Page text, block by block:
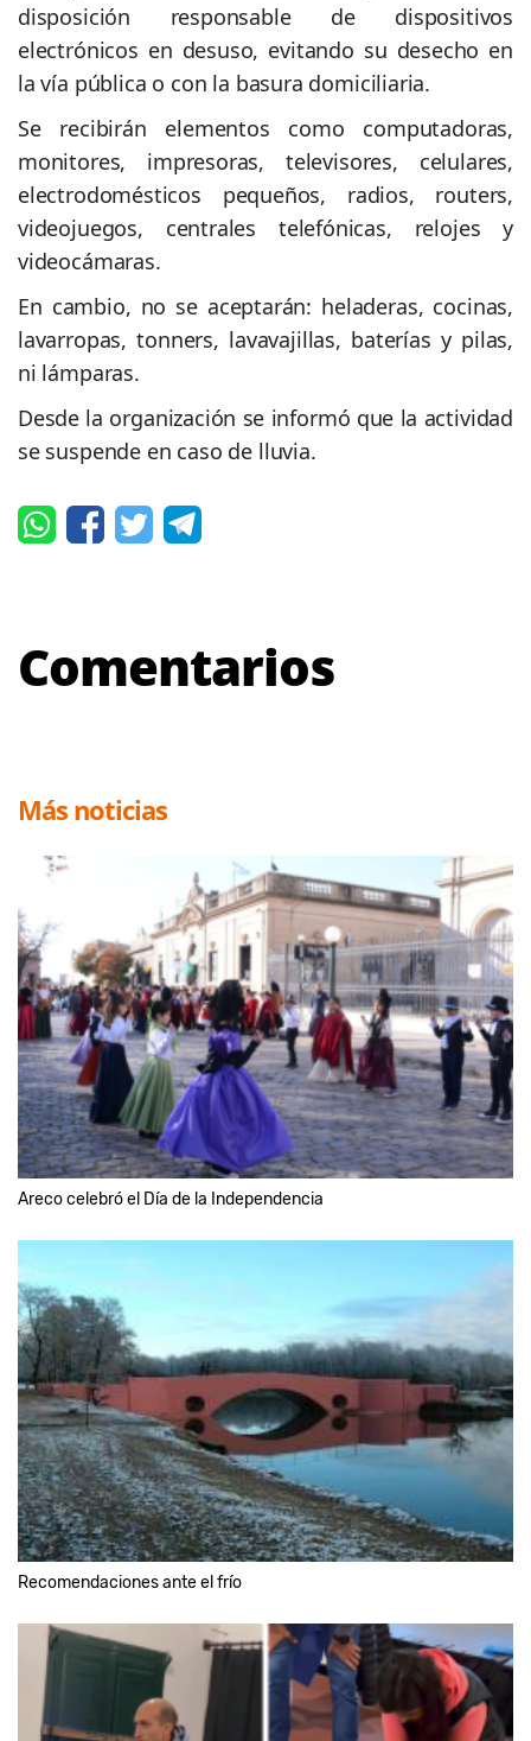
disposición responsable de dispositivos
electrónicos en desuso, evitando su desecho en
la vía pública o con la basura domiciliaria.
Se recibirán elementos como computadoras,
monitores, impresoras, televisores, celulares,
electrodomésticos pequeños, radios, routers,
videojuegos, centrales telefónicas, relojes y
videocámaras.
En cambio, no se aceptarán: heladeras, cocinas,
lavarropas, tonners, lavavajillas, baterías y pilas,
ni lámparas.
Desde la organización se informó que la actividad
se suspende en caso de lluvia.
Comentarios
Más noticias
Areco celebró el Día de la Independencia
Recomendaciones ante el frío